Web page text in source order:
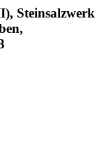
Steinsalzwerk